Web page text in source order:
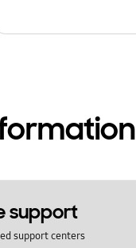
support
support centers